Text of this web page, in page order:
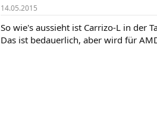
14.05.2015
So wie's aussieht ist Carrizo-L in der
Das ist bedauerlich, aber wird für